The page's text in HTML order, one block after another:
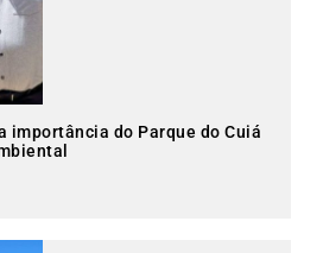
importância do Parque do Cuiá